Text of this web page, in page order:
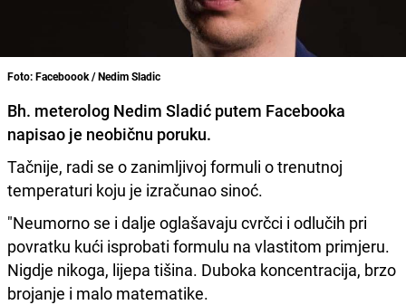
Foto: Faceboook / Nedim Sladic
Bh. meterolog Nedim Sladić putem Facebooka
napisao je neobičnu poruku.
Tačnije, radi se o zanimljivoj formuli o trenutnoj
temperaturi koju je izračunao sinoć.
"Neumorno se i dalje oglašavaju cvrčci i odlučih pri
povratku kući isprobati formulu na vlastitom primjeru.
Nigdje nikoga, lijepa tišina. Duboka koncentracija, brzo
brojanje i malo matematike.